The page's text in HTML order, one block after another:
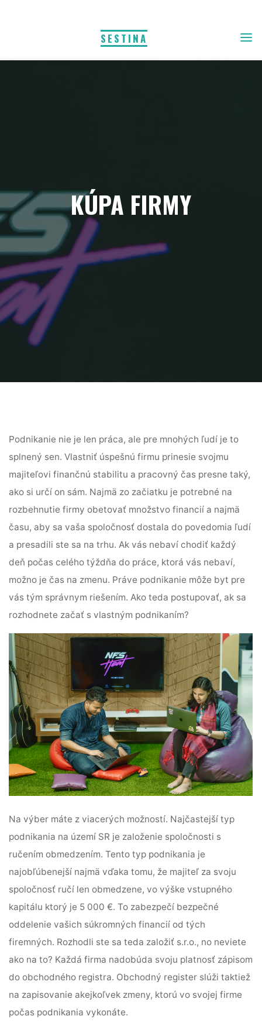
SESTINA
KÚPA FIRMY
Podnikanie nie je len práca, ale pre mnohých ľudí je to
splnený sen. Vlastniť úspešnú firmu prinesie svojmu
majiteľovi finančnú stabilitu a pracovný čas presne taký,
ako si určí on sám. Najmä zo začiatku je potrebné na
rozbehnutie firmy obetovať množstvo financií a najmä
času, aby sa vaša spoločnosť dostala do povedomia ľudí
a presadili ste sa na trhu. Ak vás nebaví chodiť každý
deň počas celého týždňa do práce, ktorá vás nebaví,
možno je čas na zmenu. Práve podnikanie môže byt pre
vás tým správnym riešením. Ako teda postupovať, ak sa
rozhodnete začať s vlastným podnikaním?
Na výber máte z viacerých možností. Najčastejší typ
podnikania na území SR je založenie spoločnosti s
ručením obmedzením. Tento typ podnikania je
najobľúbenejší najmä vďaka tomu, že majiteľ za svoju
spoločnosť ručí len obmedzene, vo výške vstupného
kapitálu ktorý je 5 000 €. To zabezpečí bezpečné
oddelenie vašich súkromných financií od tých
firemných. Rozhodli ste sa teda založiť s.r.o., no neviete
ako na to? Každá firma nadobúda svoju platnosť zápisom
do obchodného registra. Obchodný register slúži taktiež
na zapisovanie akejkoľvek zmeny, ktorú vo svojej firme
počas podnikania vykonáte.